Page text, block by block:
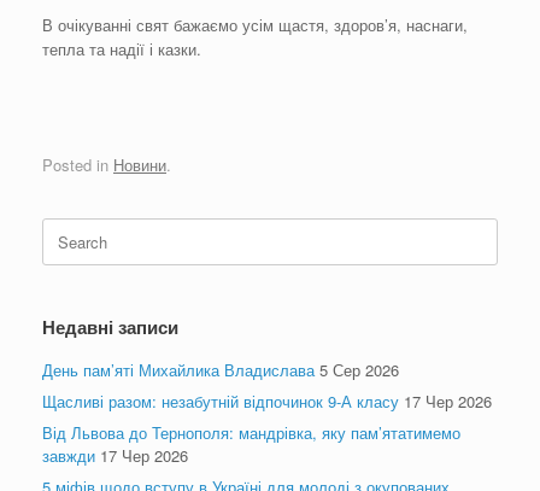
В очікуванні свят бажаємо усім щастя, здоров’я, наснаги,
тепла та надії і казки.
Posted in Новини.
Search
for:
Недавні записи
День пам’яті Михайлика Владислава 5 Сер 2026
Щасливі разом: незабутній відпочинок 9-А класу 17 Чер 2026
Від Львова до Тернополя: мандрівка, яку пам’ятатимемо
завжди 17 Чер 2026